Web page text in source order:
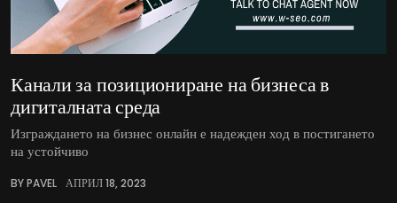
Канали за позициониране на бизнеса в
дигиталната среда
Изграждането на бизнес онлайн е надежден ход в постигането
на устойчиво
BY PAVEL АПРИЛ 18, 2023